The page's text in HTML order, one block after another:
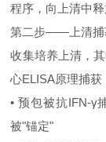
程序，向上清中释
第二步——上清捕
收集培养上清，
心ELISA原理捕获
• 预包被抗
被"锚定"